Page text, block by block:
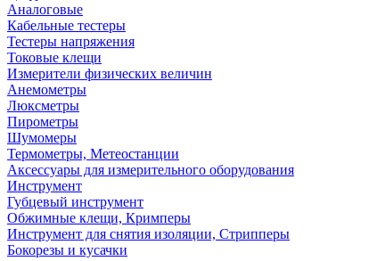
Аналоговые
Кабельные тестеры
Тестеры напряжения
Токовые клещи
Измерители физических величин
Анемометры
Люксметры
Пирометры
Шумомеры
Термометры, Метеостанции
Аксессуары для измерительного оборудования
Инструмент
Губцевый инструмент
Обжимные клещи, Кримперы
Инструмент для снятия изоляции, Стрипперы
Бокорезы и кусачки